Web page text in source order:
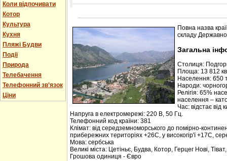
Коли відпочивати
Котор
Культура
Кухня
Пляжі Будви
Події
Природа
Телебачення
Телефонний зв'язок
Ціни
Розміщення інформації про готель на
Редагування інформації і цін на вимогу
Лічільник відвідувачів
Повна назва
складу
Загальна
Столиця:
Площа: 13 812
Населення: 650
Народи:
Релігія: 65%
населення –
Час: відстає від
Напруга в електромережі: 220 В, 50 Гц.
Телефонний код країни: 381
Клімат: від середземноморського до помірно-
прибережних територіях +26С, у високогір'ї +17С,
Мова: сербська
Великі міста: Цетіньє, Будва, Котор, Герцег Нові,
Грошова одиниця - Євро